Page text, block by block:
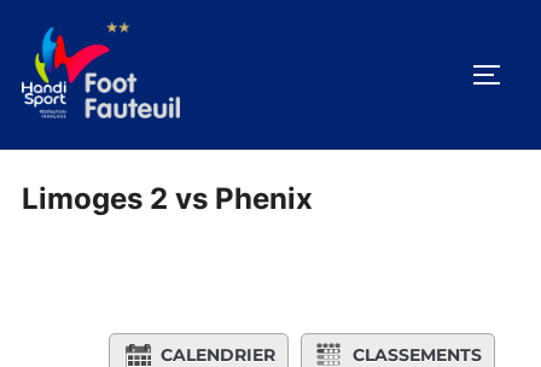
contenu
Limoges 2 vs Phenix
CALENDRIER CLASSEMENTS